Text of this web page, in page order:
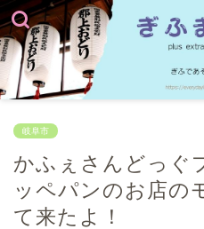
岐阜市
かふぇさんどっ
ッペパンのお店の
て来たよ！